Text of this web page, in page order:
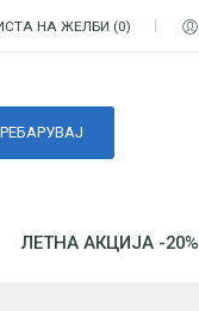
НА ЖЕЛБИ 0
ЛЕТНА АКЦИЈА -20%